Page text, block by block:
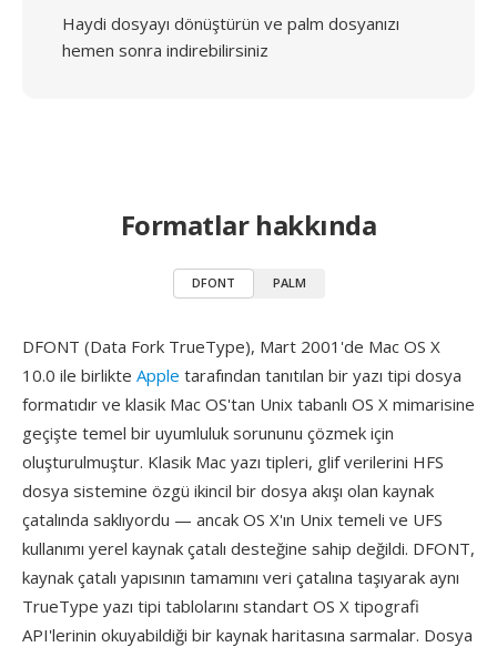
Haydi dosyayı dönüştürün ve palm dosyanızı
hemen sonra indirebilirsiniz
Formatlar hakkında
DFONT PALM
DFONT (Data Fork TrueType), Mart 2001'de Mac OS X
10.0 ile birlikte Apple tarafından tanıtılan bir yazı tipi dosya
formatıdır ve klasik Mac OS'tan Unix tabanlı OS X mimarisine
geçişte temel bir uyumluluk sorununu çözmek için
oluşturulmuştur. Klasik Mac yazı tipleri, glif verilerini HFS
dosya sistemine özgü ikincil bir dosya akışı olan kaynak
çatalında saklıyordu — ancak OS X'ın Unix temeli ve UFS
kullanımı yerel kaynak çatalı desteğine sahip değildi. DFONT,
kaynak çatalı yapısının tamamını veri çatalına taşıyarak aynı
TrueType yazı tipi tablolarını standart OS X tipografi
API'lerinin okuyabildiği bir kaynak haritasına sarmalar. Dosya